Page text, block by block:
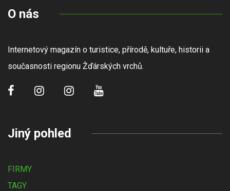
O nás
Internetový magazín o turistice, přírodě, kultuře, historii a
současnosti regionu Žďárských vrchů.
Jiný pohled
FIRMY
TAGY